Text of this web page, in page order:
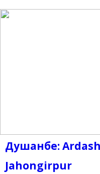
Душанбе:
Jahongirpur